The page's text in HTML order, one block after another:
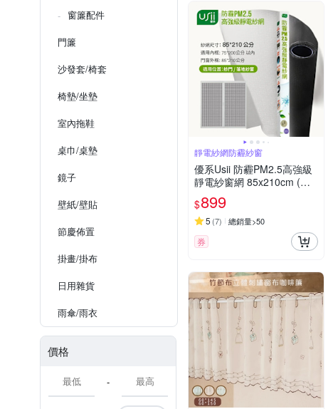
窗簾配件
門簾
沙發套/椅套
椅墊/坐墊
室內拖鞋
桌巾/桌墊
鏡子
壁紙/壁貼
節慶佈置
掛畫/掛布
日用雜貨
雨傘/雨衣
價格
-
靜電紗網防霾紗窗
優系Usii 防霾PM2.5高強級
靜電紗窗網 85x210cm (門/
黑色)
$899
5 (7) 總銷量>50
券